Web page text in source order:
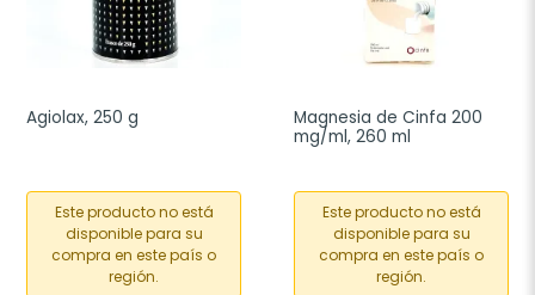
Agiolax, 250 g
Este producto no está
disponible para su
compra en este país o
región.
Magnesia de Cinfa 200
mg/ml, 260 ml
Este producto no está
disponible para su
compra en este país o
región.